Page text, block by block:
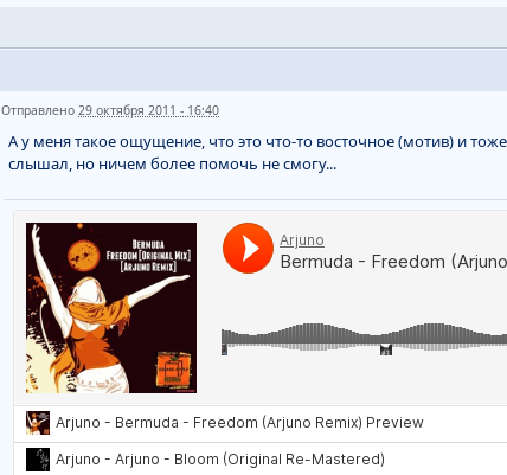
Отправлено 29 октября 2011 - 16:40
А у меня такое ощущение, что это что-то восточное (мотив) и
слышал, но ничем более помочь не смогу...